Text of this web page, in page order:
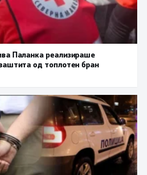
Паланка реализираше
од топлотен бран